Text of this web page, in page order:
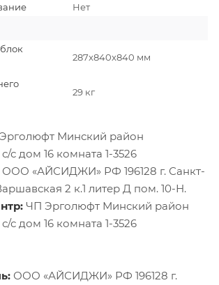
Нет
287x840x840 мм
29 кг
Минский район
дом 16 комната 1-3526
ООО «АЙСИДЖИ» РФ 196128 г. Санкт-
2 к.1 литер Д пом. 10-Н.
ЧП Эрголюфт Минский район
дом 16 комната 1-3526
ООО «АЙСИДЖИ» РФ 196128 г.